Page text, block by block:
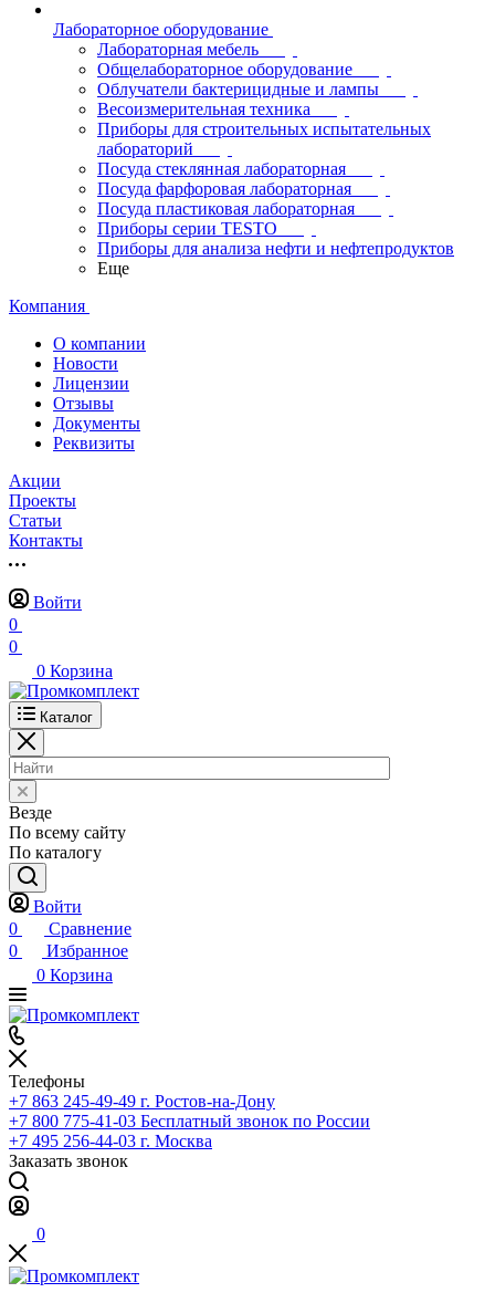
Лабораторное оборудование
Лабораторная мебель
Общелабораторное оборудование
Облучатели бактерицидные и лампы
Весоизмерительная техника
Приборы для строительных испытательных
лабораторий
Посуда стеклянная лабораторная
Посуда фарфоровая лабораторная
Посуда пластиковая лабораторная
Приборы серии TESTO
Приборы для анализа нефти и нефтепродуктов
Еще
Компания
О компании
Новости
Лицензии
Отзывы
Документы
Реквизиты
Акции
Проекты
Статьи
Контакты
Войти
0
0
0 Корзина
Каталог
Везде
По всему сайту
По каталогу
Войти
0
Сравнение
0
Избранное
0 Корзина
Телефоны
+7 863 245-49-49 г. Ростов-на-Дону
+7 800 775-41-03 Бесплатный звонок по России
+7 495 256-44-03 г. Москва
Заказать звонок
0